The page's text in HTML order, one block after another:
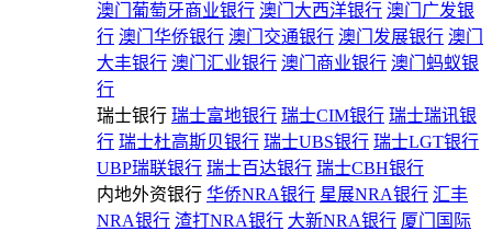
澳门葡萄牙商业银行 澳门大西洋银行 澳门广发银
行 澳门华侨银行 澳门交通银行 澳门发展银行 澳门
大丰银行 澳门汇业银行 澳门商业银行 澳门蚂蚁银
行
瑞士银行 瑞士富地银行 瑞士CIM银行 瑞士瑞讯银
行 瑞士杜高斯贝银行 瑞士UBS银行 瑞士LGT银行
UBP瑞联银行 瑞士百达银行 瑞士CBH银行
内地外资银行 华侨NRA银行 星展NRA银行 汇丰
NRA银行 渣打NRA银行 大新NRA银行 厦门国际